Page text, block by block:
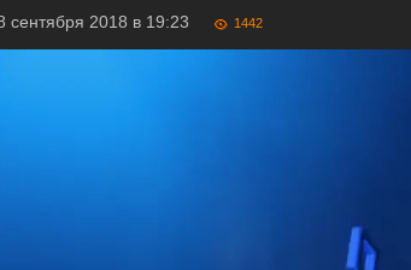
сентября 2018 в 19:23 1442